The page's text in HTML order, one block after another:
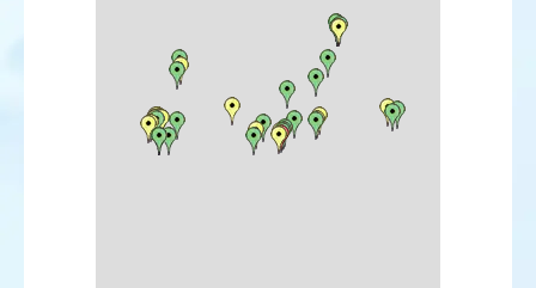
Gobemouche nain
Rémiz penduline
Corneille mantelée
Bruant à calotte blanche
Bruant nain
Bruant mélanocéphale